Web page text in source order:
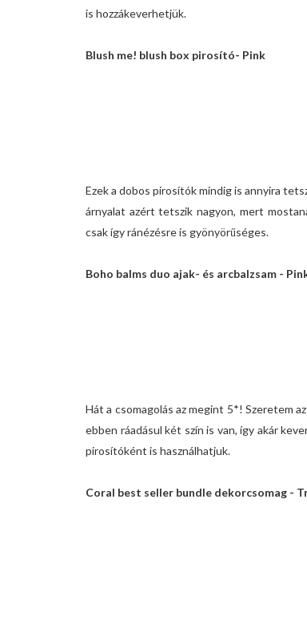
is hozzákeverhetjük.
Blush me! blush box pirosító- Pink
Ezek a dobos pirosítók mindig is annyira
árnyalat azért tetszik nagyon, mert
csak így ránézésre is gyönyörűséges.
Boho balms duo ajak- és arcbalzsam -
Hát a csomagolás az megint 5*! Szeretem
ebben ráadásul két szín is van, így akár
pirosítóként is használhatjuk.
Coral best seller bundle dekorcsomag -